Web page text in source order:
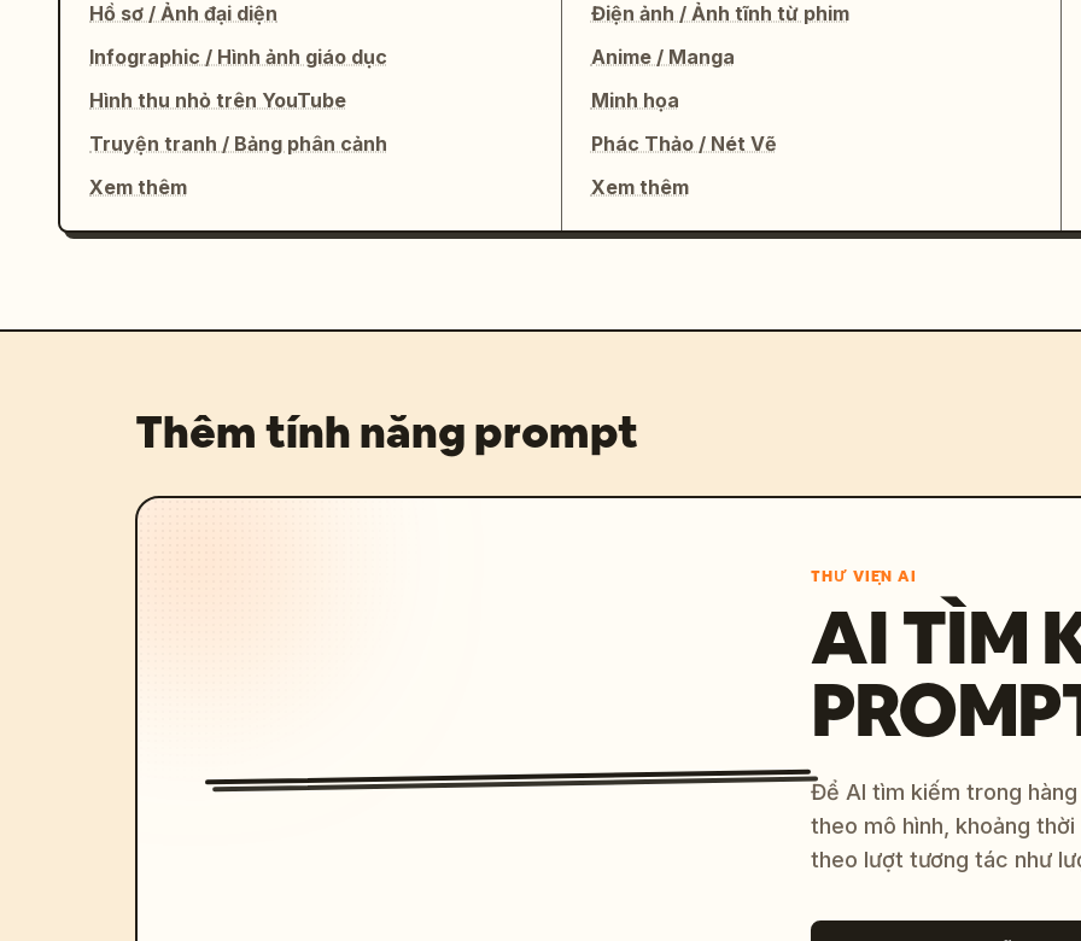
Hồ sơ / Ảnh đại diện
Infographic / Hình ảnh giáo dục
Hình thu nhỏ trên YouTube
Truyện tranh / Bảng phân cảnh
Xem thêm
Điện ảnh / Ảnh tĩnh từ phim
Anime / Manga
Minh họa
Phác Thảo / Nét Vẽ
Xem thêm
Thêm tính năng prompt
THƯ VIỆN AI
AI TÌM
Để AI tìm kiếm trong
theo mô hình, khoảng
theo lượt tương tác như